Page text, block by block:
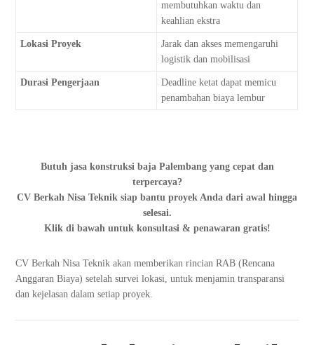
membutuhkan waktu dan
keahlian ekstra
Lokasi Proyek
Jarak dan akses memengaruhi
logistik dan mobilisasi
Durasi Pengerjaan
Deadline ketat dapat memicu
penambahan biaya lembur
Butuh jasa konstruksi baja Palembang yang cepat dan
terpercaya?
CV Berkah Nisa Teknik siap bantu proyek Anda dari awal hingga
selesai.
Klik di bawah untuk konsultasi & penawaran gratis!
CV Berkah Nisa Teknik akan memberikan rincian RAB (Rencana
Anggaran Biaya) setelah survei lokasi, untuk menjamin transparansi
dan kejelasan dalam setiap proyek.